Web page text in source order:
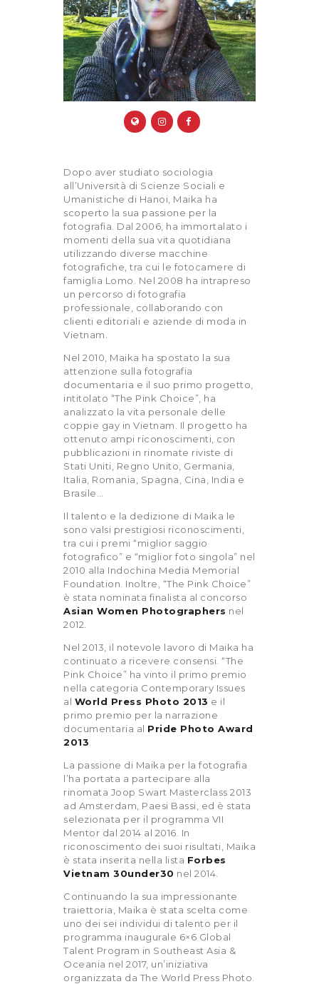
Dopo aver studiato sociologia
all’Università di Scienze Sociali e
Umanistiche di Hanoi, Maika ha
scoperto la sua passione per la
fotografia. Dal 2006, ha immortalato i
momenti della sua vita quotidiana
utilizzando diverse macchine
fotografiche, tra cui le fotocamere di
famiglia Lomo. Nel 2008 ha intrapreso
un percorso di fotografia
professionale, collaborando con
clienti editoriali e aziende di moda in
Vietnam.
Nel 2010, Maika ha spostato la sua
attenzione sulla fotografia
documentaria e il suo primo progetto,
intitolato “The Pink Choice”, ha
analizzato la vita personale delle
coppie gay in Vietnam. Il progetto ha
ottenuto ampi riconoscimenti, con
pubblicazioni in rinomate riviste di
Stati Uniti, Regno Unito, Germania,
Italia, Romania, Spagna, Cina, India e
Brasile…
Il talento e la dedizione di Maika le
sono valsi prestigiosi riconoscimenti,
tra cui i premi “miglior saggio
fotografico” e “miglior foto singola” nel
2010 alla Indochina Media Memorial
Foundation. Inoltre, “The Pink Choice”
è stata nominata finalista al concorso
Asian Women Photographers nel
2012.
Nel 2013, il notevole lavoro di Maika ha
continuato a ricevere consensi. “The
Pink Choice” ha vinto il primo premio
nella categoria Contemporary Issues
al World Press Photo 2013 e il
primo premio per la narrazione
documentaria al Pride Photo Award
2013
La passione di Maika per la fotografia
l’ha portata a partecipare alla
rinomata Joop Swart Masterclass 2013
ad Amsterdam, Paesi Bassi, ed è stata
selezionata per il programma VII
Mentor dal 2014 al 2016. In
riconoscimento dei suoi risultati, Maika
è stata inserita nella lista Forbes
Vietnam 30under30 nel 2014.
Continuando la sua impressionante
traiettoria, Maika è stata scelta come
uno dei sei individui di talento per il
programma inaugurale 6×6 Global
Talent Program in Southeast Asia &
Oceania nel 2017, un’iniziativa
organizzata da The World Press Photo.